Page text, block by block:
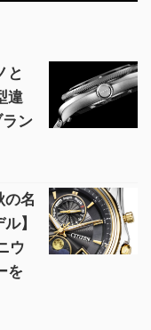
と
違
ン
の名
】
ウ
を